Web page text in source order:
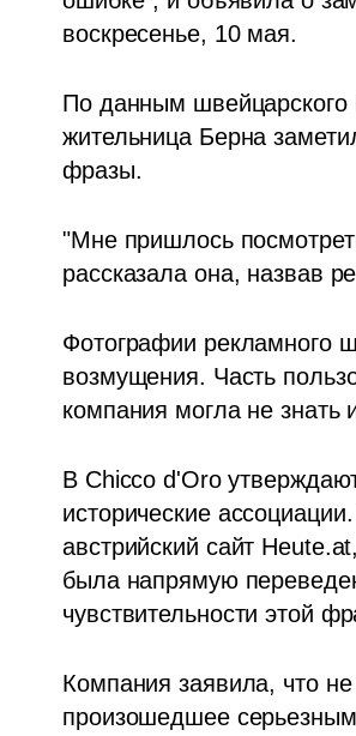
воскресенье, 10 мая.
По данным швейцарского
жительница Берна
фразы.
"Мне пришлось
рассказала она, назвав
Фотографии рекламного
возмущения. Часть
компания могла не знать
В Chicco d'Oro
исторические
австрийский сайт
была напрямую
чувствительности этой
Компания заявила, что
произошедшее